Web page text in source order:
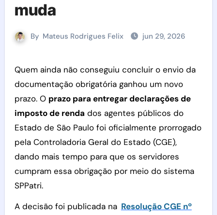
muda
By Mateus Rodrigues Felix jun 29, 2026
Quem ainda não conseguiu concluir o envio da
documentação obrigatória ganhou um novo
prazo. O prazo para entregar declarações de
imposto de renda dos agentes públicos do
Estado de São Paulo foi oficialmente prorrogado
pela Controladoria Geral do Estado (CGE),
dando mais tempo para que os servidores
cumpram essa obrigação por meio do sistema
SPPatri.
A decisão foi publicada na Resolução CGE nº